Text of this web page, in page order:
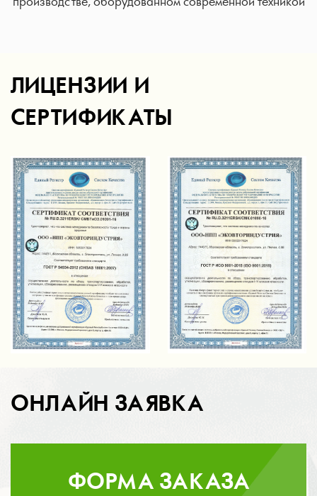
ЛИЦЕНЗИИ И
СЕРТИФИКАТЫ
ОНЛАЙН ЗАЯВКА
ФОРМА ЗАКАЗА